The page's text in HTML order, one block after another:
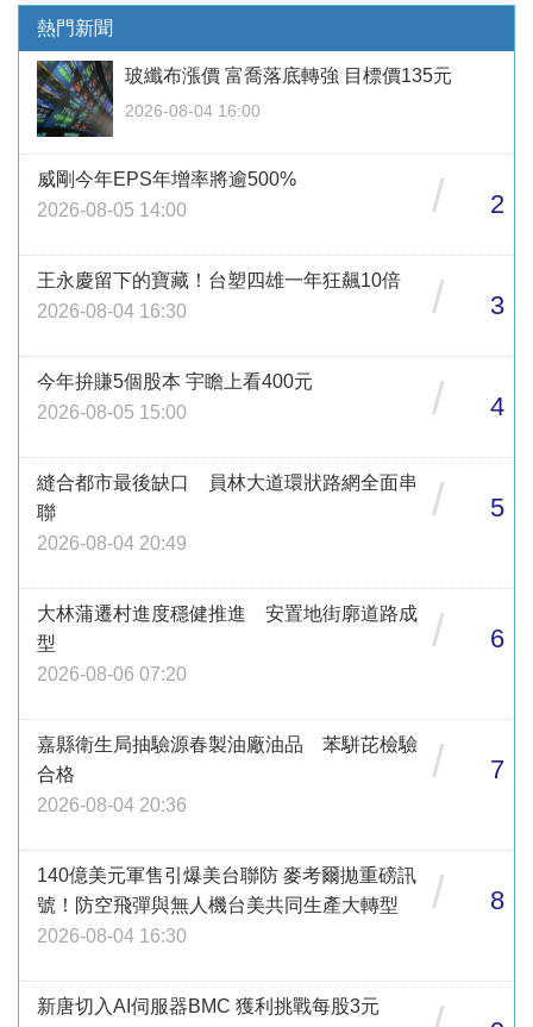
熱門新聞
玻纖布漲價 富喬落底轉強 目標價135元
2026-08-04 16:00
威剛今年EPS年增率將逾500%
2026-08-05 14:00
/ 2
王永慶留下的寶藏！台塑四雄一年狂飆10倍
2026-08-04 16:30
/ 3
今年拚賺5個股本 宇瞻上看400元
2026-08-05 15:00
/ 4
縫合都市最後缺口 員林大道環狀路網全面串
聯
2026-08-04 20:49
/ 5
大林蒲遷村進度穩健推進 安置地街廓道路成
型
2026-08-06 07:20
/ 6
嘉縣衛生局抽驗源春製油廠油品 苯駢芘檢驗
合格
2026-08-04 20:36
/ 7
140億美元軍售引爆美台聯防 麥考爾拋重磅訊
號！防空飛彈與無人機台美共同生產大轉型
2026-08-04 16:30
/ 8
新唐切入AI伺服器BMC 獲利挑戰每股3元